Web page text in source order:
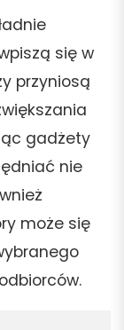
się w
przyniosą
gadżety
nie
może się